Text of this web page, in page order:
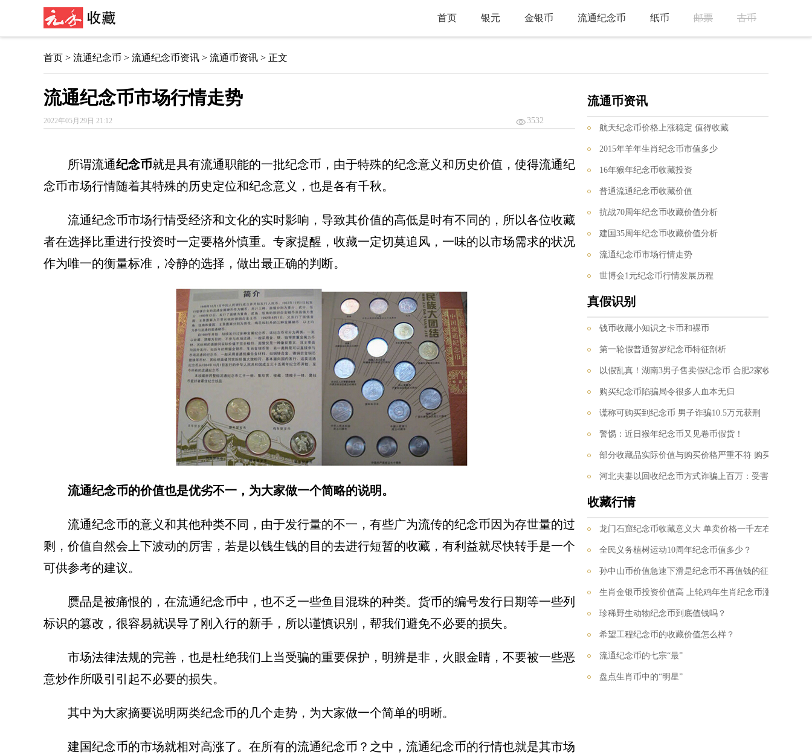
古币
邮票
纸币
流通纪念币
金银币
银元
首页
首页 > 流通纪念币 > 流通纪念币资讯 > 流通币资讯 > 正文
流通纪念币市场行情走势
2022年05月29日 21:12 3532
所谓流通纪念币就是具有流通职能的一批纪念币，由于特殊的纪念意义和历史价值，使得流通纪
念币市场行情随着其特殊的历史定位和纪念意义，也是各有千秋。
流通纪念币市场行情受经济和文化的实时影响，导致其价值的高低是时有不同的，所以各位收藏
者在选择比重进行投资时一定要格外慎重。专家提醒，收藏一定切莫追风，一味的以市场需求的状况
作为唯一的衡量标准，冷静的选择，做出最正确的判断。
流通纪念币的价值也是优劣不一，为大家做一个简略的说明。
流通纪念币的意义和其他种类不同，由于发行量的不一，有些广为流传的纪念币因为存世量的过
剩，价值自然会上下波动的厉害，若是以钱生钱的目的去进行短暂的收藏，有利益就尽快转手是一个
可供参考的建议。
赝品是被痛恨的，在流通纪念币中，也不乏一些鱼目混珠的种类。货币的编号发行日期等一些列
标识的篡改，很容易就误导了刚入行的新手，所以谨慎识别，帮我们避免不必要的损失。
市场法律法规的完善，也是杜绝我们上当受骗的重要保护，明辨是非，火眼金睛，不要被一些恶
意炒作所吸引引起不必要的损失。
其中为大家摘要说明两类纪念币的几个走势，为大家做一个简单的明晰。
建国纪念币的市场就相对高涨了。在所有的流通纪念币？之中，流通纪念币的行情也就是其市场
流通币资讯
航天纪念币价格上涨稳定 值得收藏
2015年羊年生肖纪念币市值多少
16年猴年纪念币收藏投资
普通流通纪念币收藏价值
抗战70周年纪念币收藏价值分析
建国35周年纪念币收藏价值分析
流通纪念币市场行情走势
世博会1元纪念币行情发展历程
真假识别
钱币收藏小知识之卡币和裸币
第一轮假普通贺岁纪念币特征剖析
购买纪念币陷骗局令很多人血本无归
谎称可购买到纪念币 男子诈骗10.5万元获刑
警惕：近日猴年纪念币又见卷币假货！
收藏行情
龙门石窟纪念币收藏意义大 单卖价格一千左右
全民义务植树运动10周年纪念币值多少？
珍稀野生动物纪念币到底值钱吗？
希望工程纪念币的收藏价值怎么样？
流通纪念币的七宗“最”
盘点生肖币中的“明星”